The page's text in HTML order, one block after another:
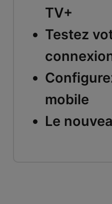
TV+
Testez
mobile
Le